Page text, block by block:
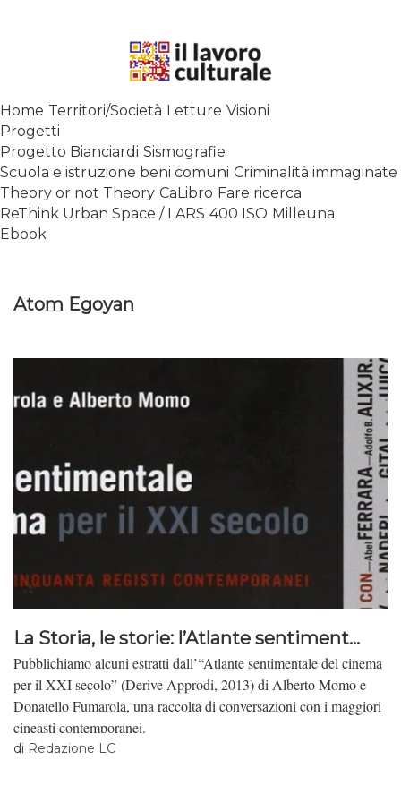
SPALANCARE LE FINESTRE DEI
CONTEMPORANEO
Home Territori/Società Letture Visioni
Progetti
Progetto Bianciardi Sismografie
Scuola e istruzione beni comuni Criminalità immaginate
Theory or not Theory CaLibro Fare ricerca
ReThink Urban Space / LARS 400 ISO Milleuna
Ebook
Atom Egoyan
La Storia, le storie: l’Atlante sentiment...
Pubblichiamo alcuni estratti dall’“Atlante sentimentale del cinema
per il XXI secolo” (Derive Approdi, 2013) di Alberto Momo e
Donatello Fumarola, una raccolta di conversazioni con i maggiori
cineasti contemporanei.
di Redazione LC